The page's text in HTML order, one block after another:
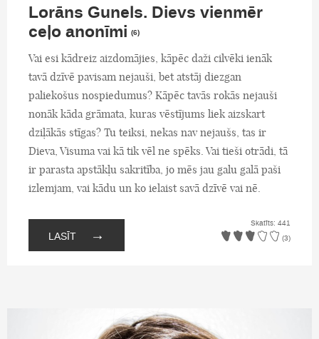
Lorāns Gunels. Dievs vienmēr
ceļo anonīmi (6)
Vai esi kādreiz aizdomājies, kāpēc daži cilvēki ienāk
tavā dzīvē pavisam nejauši, bet atstāj diezgan
paliekošus nospiedumus? Kāpēc tavās rokās nejauši
nonāk kāda grāmata, kuras vēstījums liek aizskart
dziļākās stīgas? Tu teiksi, nekas nav nejaušs, tas ir
Dieva, Visuma vai kā tik vēl ne spēks. Vai tieši otrādi, tā
ir parasta apstākļu sakritība, jo mēs jau galu galā paši
izlemjam, vai kādu un ko ielaist savā dzīvē vai nē.
LASĪT →
Skatīts: 441
(3)